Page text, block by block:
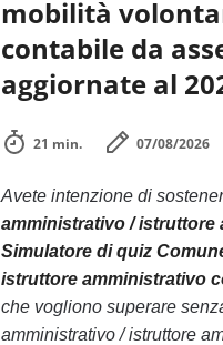
mobilità
contabile da
aggiornate al
21 min. 07/08/2026
Avete intenzione di
amministrativo / istruttore
Simulatore di quiz
istruttore amministrativo
che vogliono superare
amministrativo / istruttore